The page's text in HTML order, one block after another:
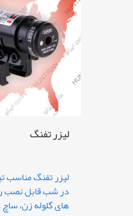
لیزر تفنگ
لیزر تفنگ مناسب
در شب قابل نصب
های گلوله زن،